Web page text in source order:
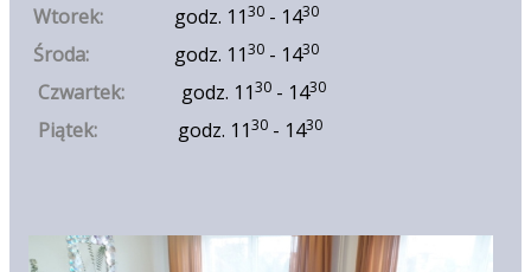
Wtorek: godz. 1130 - 1430
Środa: godz. 1130 - 1430
Czwartek: godz. 1130 - 1430
Piątek: godz. 1130 - 1430